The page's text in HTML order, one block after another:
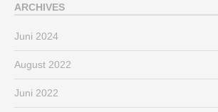
ARCHIVES
Juni 2024
August 2022
Juni 2022